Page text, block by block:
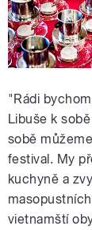
"Rádi
Libuše k
sobě
festival. My
kuchyně a
vietnamští